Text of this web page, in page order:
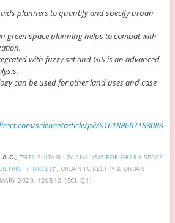
planners to quantify and specify urban
green space planning helps to combat with
with fuzzy set and GIS is an advanced
can be used for other land uses and case
science/article/pii/S16188667183083
A.C., “SITE SUITABILITY ANALYSIS FOR GREEN SPACE
(TURKEY)“, URBAN FORESTRY & URBAN
2020, 126542. (SCI, Q1)